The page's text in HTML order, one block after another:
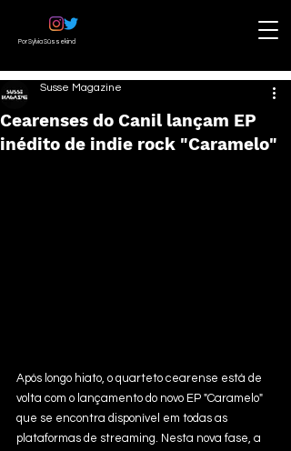
Por Sylvia Süssekind
Cearenses do Canil lançam EP
inédito de indie rock "Caramelo"
Susse Magazine
Após longo hiato, o quarteto cearense está de
volta com o lançamento do novo EP "Caramelo"
que se encontra disponível em todas as
plataformas de streaming. Nesta nova fase, a